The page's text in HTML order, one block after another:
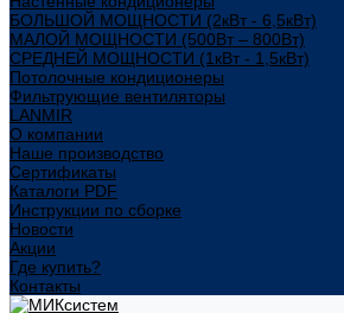
БОЛЬШОЙ МОЩНОСТИ (2кВт - 6,5кВт)
МАЛОЙ МОЩНОСТИ (500Вт – 800Вт)
СРЕДНЕЙ МОЩНОСТИ (1кВт - 1,5кВт)
Потолочные кондиционеры
Фильтрующие вентиляторы
LANMIR
О компании
Наше производство
Сертификаты
Каталоги PDF
Инструкции по сборке
Новости
Акции
Где купить?
Контакты